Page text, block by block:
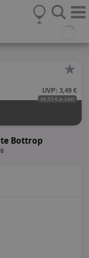
★
UVP: 3,49 €
46,53 € je Liter
Bottrop